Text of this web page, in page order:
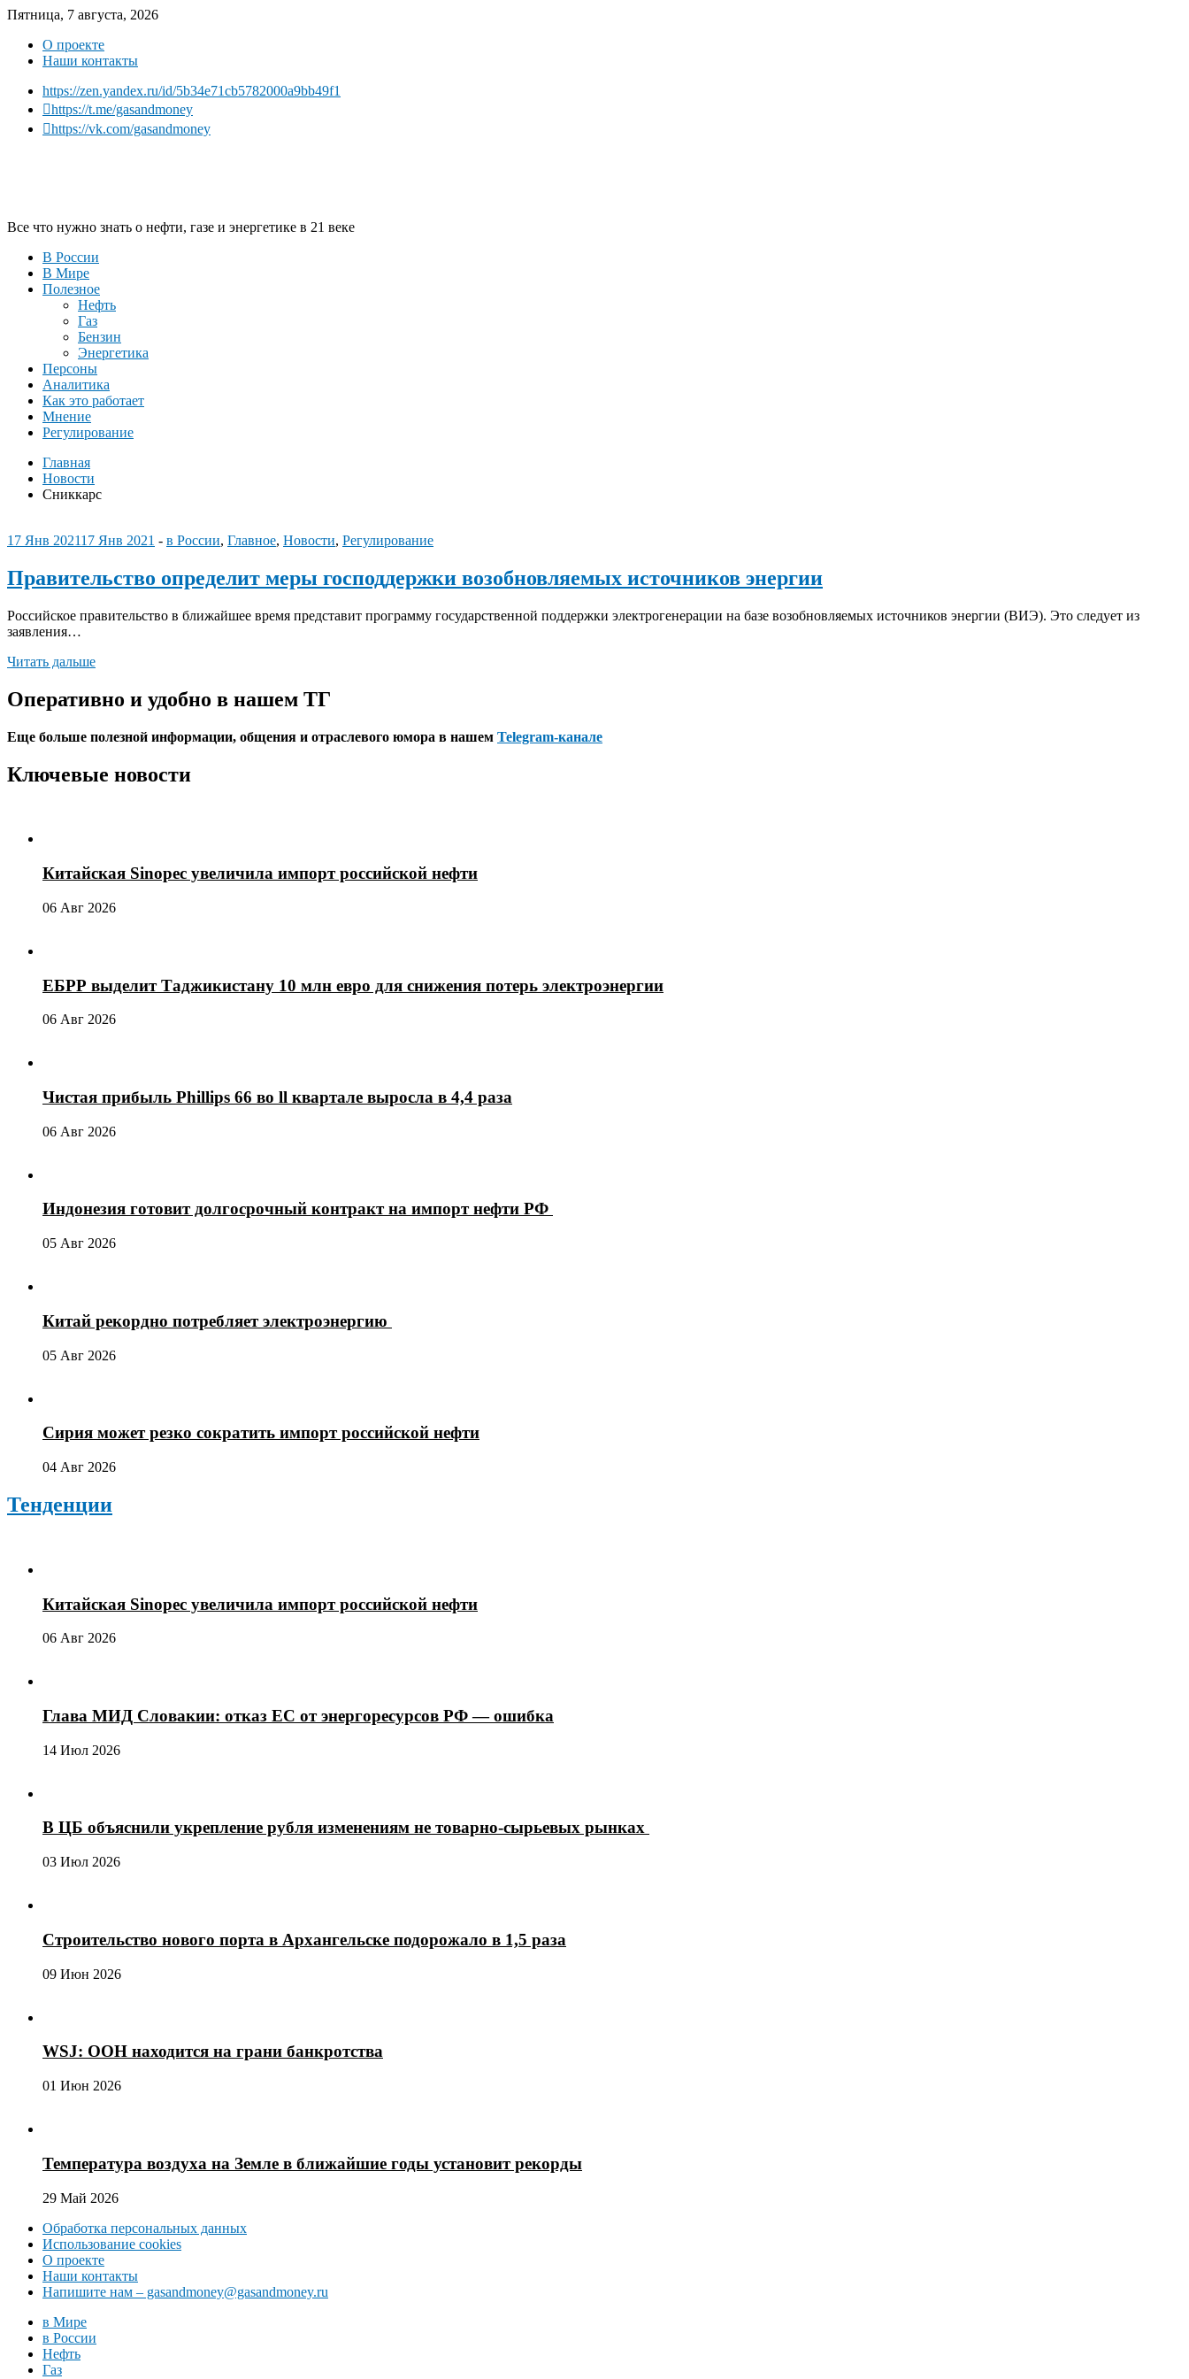
Пятница, 7 августа, 2026
О проекте
Наши контакты
https://zen.yandex.ru/id/5b34e71cb5782000a9bb49f1
https://t.me/gasandmoney
https://vk.com/gasandmoney
Все что нужно знать о нефти, газе и энергетике в 21 веке
В России
В Мире
Полезное
Нефть
Газ
Бензин
Энергетика
Персоны
Аналитика
Как это работает
Мнение
Регулирование
Главная
Новости
Сниккарс
17 Янв 202117 Янв 2021 - в России, Главное, Новости, Регулирование
Правительство определит меры господдержки возобновляемых источников энергии
Российское правительство в ближайшее время представит программу государственной поддержки электрогенерации на базе возобновляемых источников энергии (ВИЭ). Это следует из
заявления…
Читать дальше
Оперативно и удобно в нашем ТГ
Еще больше полезной информации, общения и отраслевого юмора в нашем Telegram-канале
Ключевые новости
Китайская Sinopec увеличила импорт российской нефти
06 Авг 2026
ЕБРР выделит Таджикистану 10 млн евро для снижения потерь электроэнергии
06 Авг 2026
Чистая прибыль Phillips 66 во ll квартале выросла в 4,4 раза
06 Авг 2026
Индонезия готовит долгосрочный контракт на импорт нефти РФ
05 Авг 2026
Китай рекордно потребляет электроэнергию
05 Авг 2026
Сирия может резко сократить импорт российской нефти
04 Авг 2026
Тенденции
Китайская Sinopec увеличила импорт российской нефти
06 Авг 2026
Глава МИД Словакии: отказ ЕС от энергоресурсов РФ — ошибка
14 Июл 2026
В ЦБ объяснили укрепление рубля изменениям не товарно-сырьевых рынках
03 Июл 2026
Строительство нового порта в Архангельске подорожало в 1,5 раза
09 Июн 2026
WSJ: ООН находится на грани банкротства
01 Июн 2026
Температура воздуха на Земле в ближайшие годы установит рекорды
29 Май 2026
Обработка персональных данных
Использование cookies
О проекте
Наши контакты
Напишите нам – gasandmoney@gasandmoney.ru
в Мире
в России
Нефть
Газ